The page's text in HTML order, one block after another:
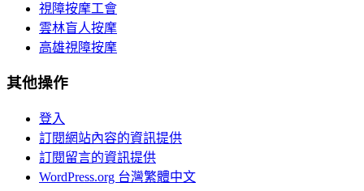
視障按摩工會
雲林盲人按摩
高雄視障按摩
其他操作
登入
訂閱網站內容的資訊提供
訂閱留言的資訊提供
WordPress.org 台灣繁體中文